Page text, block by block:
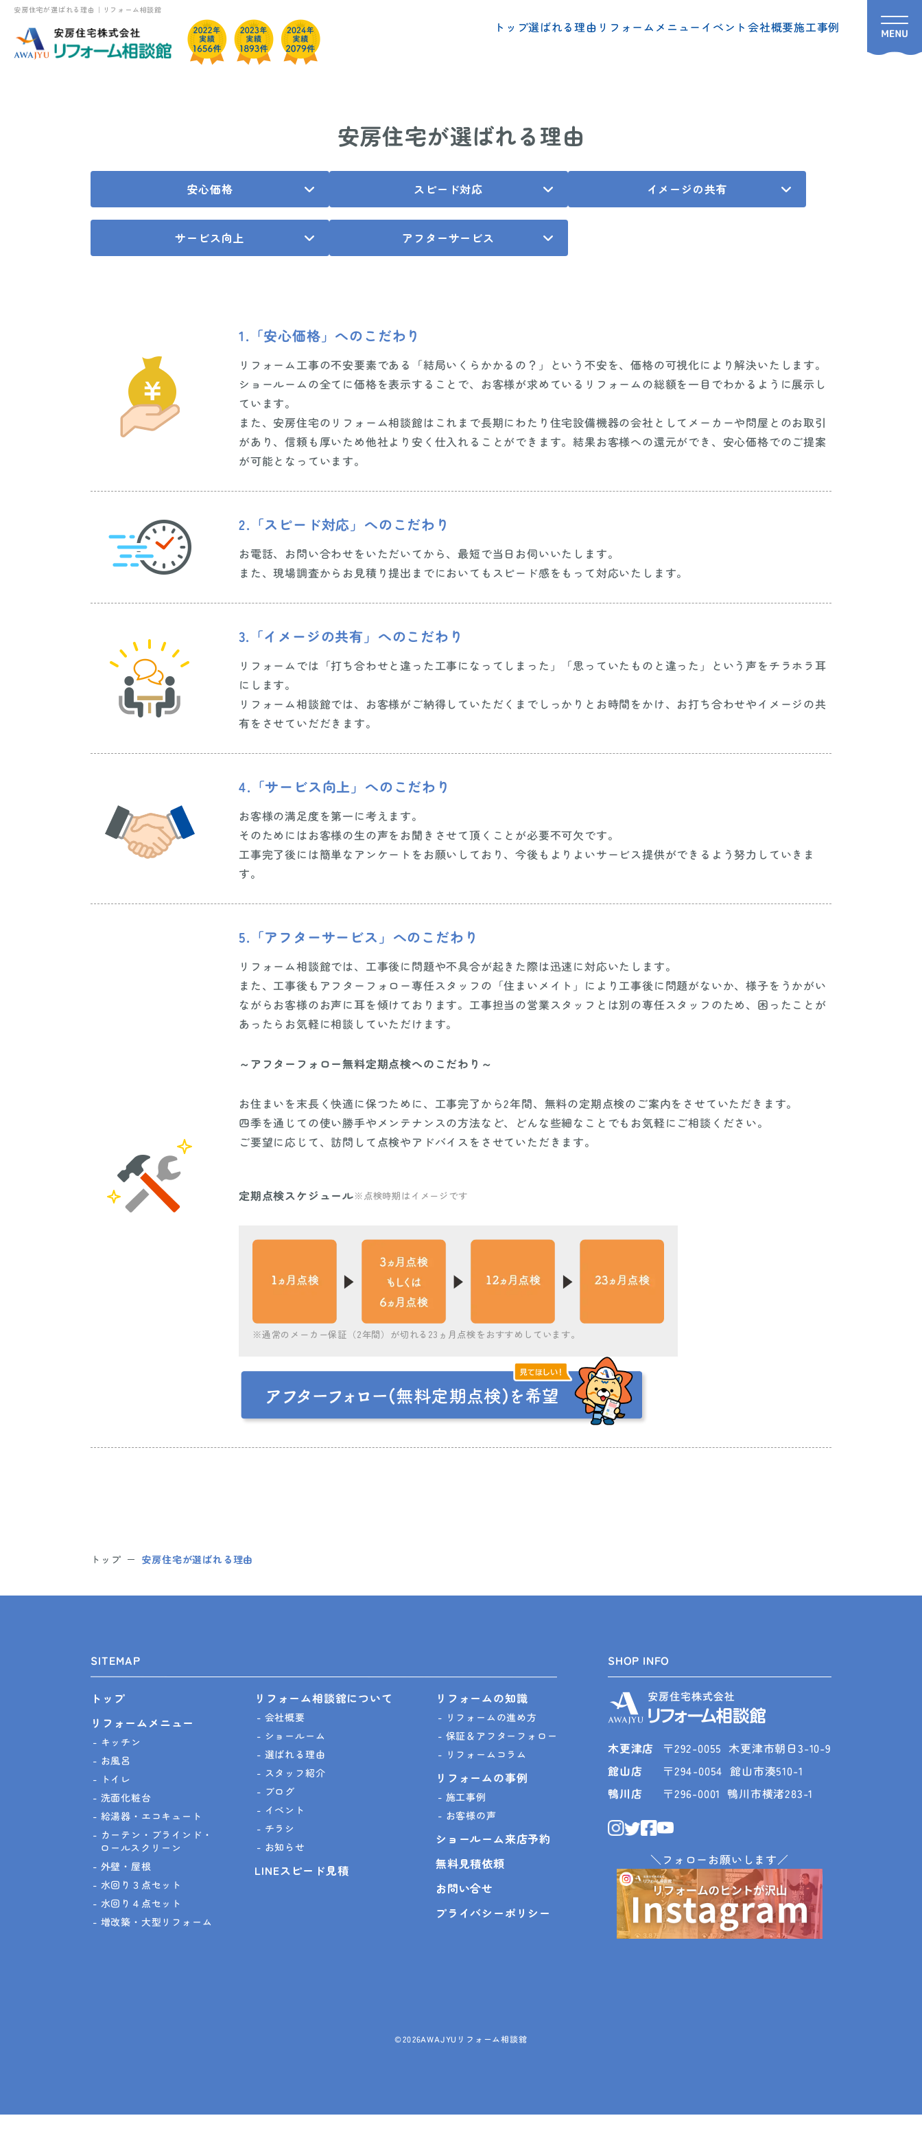
安房住宅が選ばれる理由｜リフォーム相談館
トップ選ばれる理由 リフォームメニュー イベント 会社概要施工事例
安房住宅が選ばれる理由
安心価格 スピード対応 イメージの共有
サービス向上 アフターサービス
1.「安心価格」へのこだわり
リフォーム工事の不安要素である「結局いくらかかるの？」という不安を、価格の可視化により解決いたします。
ショールームの全てに価格を表示することで、お客様が求めているリフォームの総額を一目でわかるように展示し
ています。
また、安房住宅のリフォーム相談館はこれまで長期にわたり住宅設備機器の会社としてメーカーや問屋とのお取引
があり、信頼も厚いため他社より安く仕入れることができます。結果お客様への還元ができ、安心価格でのご提案
が可能となっています。
2.「スピード対応」へのこだわり
お電話、お問い合わせをいただいてから、最短で当日お伺いいたします。
また、現場調査からお見積り提出までにおいてもスピード感をもって対応いたします。
3.「イメージの共有」へのこだわり
リフォームでは「打ち合わせと違った工事になってしまった」「思っていたものと違った」という声をチラホラ耳
にします。
リフォーム相談館では、お客様がご納得していただくまでしっかりとお時間をかけ、お打ち合わせやイメージの共
有をさせていだだきます。
4.「サービス向上」へのこだわり
お客様の満足度を第一に考えます。
そのためにはお客様の生の声をお聞きさせて頂くことが必要不可欠です。
工事完了後には簡単なアンケートをお願いしており、今後もよりよいサービス提供ができるよう努力していきま
す。
5.「アフターサービス」へのこだわり
リフォーム相談館では、工事後に問題や不具合が起きた際は迅速に対応いたします。
また、工事後もアフターフォロー専任スタッフの「住まいメイト」により工事後に問題がないか、様子をうかがい
ながらお客様のお声に耳を傾けております。工事担当の営業スタッフとは別の専任スタッフのため、困ったことが
あったらお気軽に相談していただけます。
～アフターフォロー無料定期点検へのこだわり～
お住まいを末長く快適に保つために、工事完了から2年間、無料の定期点検のご案内をさせていただきます。
四季を通じての使い勝手やメンテナンスの方法など、どんな些細なことでもお気軽にご相談ください。
ご要望に応じて、訪問して点検やアドバイスをさせていただきます。
定期点検スケジュール※点検時期はイメージです
※通常のメーカー保証（2年間）が切れる23ヵ月点検をおすすめしています。
トップ 安房住宅が選ばれる理由
SITEMAP
トップ
リフォームメニュー
キッチン
お風呂
トイレ
洗面化粧台
給湯器・エコキュート
カーテン・ブラインド・
ロールスクリーン
外壁・屋根
水回り３点セット
水回り４点セット
増改築・大型リフォーム
リフォーム相談舘について
会社概要
ショールーム
選ばれる理由
スタッフ紹介
ブログ
イベント
チラシ
お知らせ
LINEスピード見積
リフォームの知識
リフォームの進め方
保証＆アフターフォロー
リフォームコラム
リフォームの事例
施工事例
お客様の声
ショールーム来店予約
無料見積依頼
お問い合せ
プライバシーポリシー
SHOP INFO
木更津店 〒292-0055 木更津市朝日3-10-9
館山店 〒294-0054 館山市湊510-1
鴨川店 〒296-0001 鴨川市横渚283-1
＼フォローお願いします／
©2026AWAJYUリフォーム相談舘